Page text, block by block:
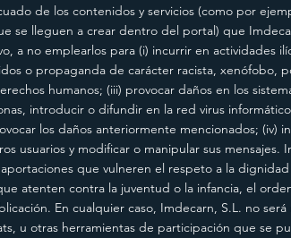
de los contenidos y servicios (como por
se lleguen a crear dentro del portal) que
a no emplearlos para (i) incurrir en actividades
o propaganda de carácter racista, xenófobo,
humanos; (iii) provocar daños en los
introducir o difundir en la red virus
los daños anteriormente mencionados; (iv)
usuarios y modificar o manipular sus mensajes.
que vulneren el respeto a la
atenten contra la juventud o la infancia, el
En cualquier caso, Imdecarn, S.L. no
u otras herramientas de participación que se